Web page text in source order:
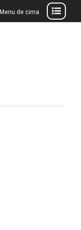
Menu de cima